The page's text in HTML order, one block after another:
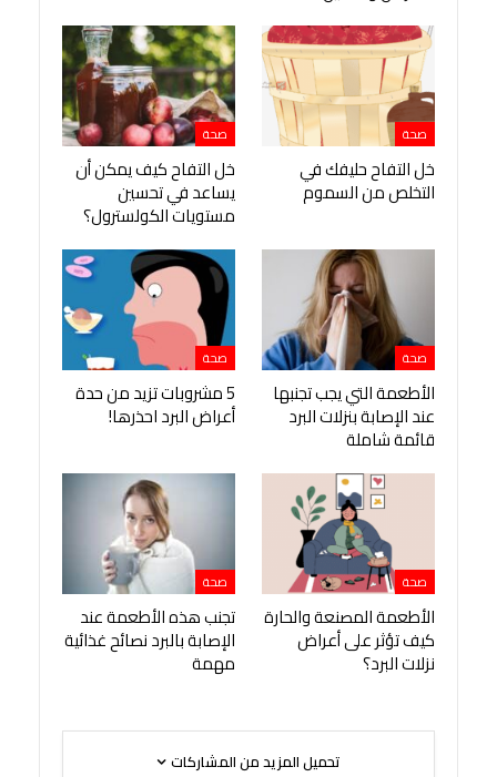
صحة
خل التفاح حليفك في
التخلص من السموم
صحة
خل التفاح كيف يمكن أن
يساعد في تحسين
مستويات الكولسترول؟
صحة
الأطعمة التي يجب تجنبها
عند الإصابة بنزلات البرد
قائمة شاملة
صحة
5 مشروبات تزيد من حدة
أعراض البرد احذرها!
صحة
الأطعمة المصنعة والحارة
كيف تؤثر على أعراض
نزلات البرد؟
صحة
تجنب هذه الأطعمة عند
الإصابة بالبرد نصائح غذائية
مهمة
تحميل المزيد من المشاركات